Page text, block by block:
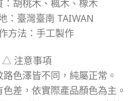
：胡桃木、楓木、橡木
：臺灣臺南 TAIWAN
方法：手工製作
△ 注意事項
路色澤皆不同，純屬正常。
色差，依實際產品顏色為主。